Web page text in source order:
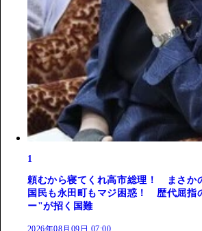
1
頼むから寝てくれ高市総理！ まさか
国民も永田町もマジ困惑！ 歴代屈指
ー"が招く国難